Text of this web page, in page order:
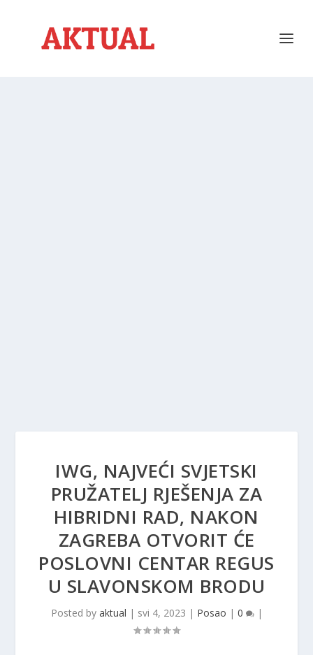
IWG, NAJVEĆI SVJETSKI
PRUŽATELJ RJEŠENJA ZA
HIBRIDNI RAD, NAKON
ZAGREBA OTVORIT ĆE
POSLOVNI CENTAR REGUS
U SLAVONSKOM BRODU
Posted by aktual | svi 4, 2023 | Posao | 0 |